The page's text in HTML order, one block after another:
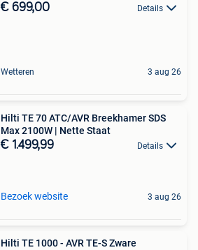
€ 699,00 Details
Wetteren 3 aug 26
Hilti TE 70 ATC/AVR Breekhamer SDS
Max 2100W | Nette Staat
€ 1.499,99 Details
Bezoek website 3 aug 26
Hilti TE 1000 - AVR TE-S Zware